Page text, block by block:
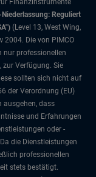
Finanzinstrumente
Reguliert
(Level 13, West Wing,
2004. Die von PIMCO
nur professionellen
zur Verfügung. Sie
sollten sich nicht auf
der Verordnung (EU)
ausgehen, dass
und Erfahrungen
oder -
die Dienstleistungen
professionellen
stets bestätigt.